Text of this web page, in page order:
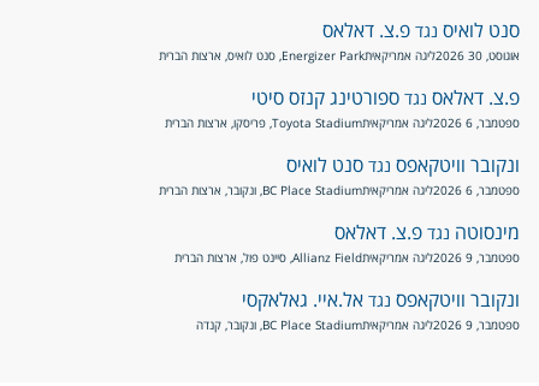
סנט לואיס נגד פ.צ. דאלאס
אוגוסט, 30 2026 ליגה אמריקאיתEnergizer Park, סנט לואיס, ארצות הברית
פ.צ. דאלאס נגד ספורטינג קנזס סיטי
ספטמבר, 6 2026 ליגה אמריקאיתToyota Stadium, פריסקו, ארצות הברית
ונקובר וויטקאפס נגד סנט לואיס
ספטמבר, 6 2026 ליגה אמריקאיתBC Place Stadium, ונקובר, ארצות הברית
מינסוטה נגד פ.צ. דאלאס
ספטמבר, 9 2026 ליגה אמריקאיתAllianz Field, סיינט פול, ארצות הברית
ונקובר וויטקאפס נגד אל.איי. גאלאקסי
ספטמבר, 9 2026 ליגה אמריקאיתBC Place Stadium, ונקובר, קנדה